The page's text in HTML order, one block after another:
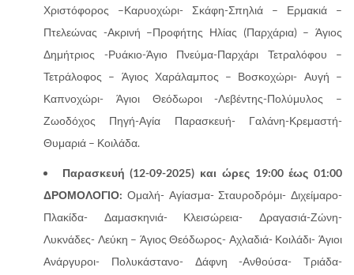
Χριστόφορος –Καρυοχώρι- Σκάφη-Σπηλιά – Ερμακιά –
Πτελεώνας -Ακρινή –Προφήτης Ηλίας (Παρχάρια) – Άγιος
Δημήτριος -Ρυάκιο-Άγιο Πνεύμα-Παρχάρι Τετραλόφου –
Τετράλοφος – Άγιος Χαράλαμπος – Βοσκοχώρι- Αυγή –
Καπνοχώρι- Άγιοι Θεόδωροι -Λεβέντης-Πολύμυλος –
Ζωοδόχος Πηγή-Αγία Παρασκευή- Γαλάνη-Κρεμαστή-
Θυμαριά – Κοιλάδα.
Παρασκευή (12-09-2025) και ώρες 19:00 έως 01:00
ΔΡΟΜΟΛΟΓΙΟ: Ομαλή- Αγίασμα- Σταυροδρόμι- Διχείμαρο-
Πλακίδα- Δαμασκηνιά- Κλεισώρεια- Δραγασιά-Ζώνη-
Λυκνάδες- Λεύκη – Άγιος Θεόδωρος- Αχλαδιά- Κοιλάδι- Άγιοι
Ανάργυροι- Πολυκάστανο- Δάφνη -Ανθούσα- Τριάδα-